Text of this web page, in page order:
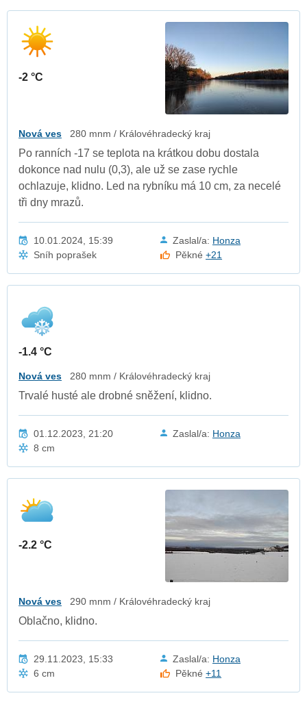
-2 °C
Nová ves 280 mnm / Královéhradecký kraj
Po ranních -17 se teplota na krátkou dobu dostala
dokonce nad nulu (0,3), ale už se zase rychle
ochlazuje, klidno. Led na rybníku má 10 cm, za necelé
tři dny mrazů.
10.01.2024, 15:39 Zaslal/a: Honza
Sníh poprašek
Pěkné+21
-1.4 °C
Nová ves 280 mnm / Královéhradecký kraj
Trvalé husté ale drobné sněžení, klidno.
01.12.2023, 21:20 Zaslal/a: Honza
8 cm
-2.2 °C
Nová ves 290 mnm / Královéhradecký kraj
Oblačno, klidno.
29.11.2023, 15:33 Zaslal/a: Honza
6 cm
Pěkné+11